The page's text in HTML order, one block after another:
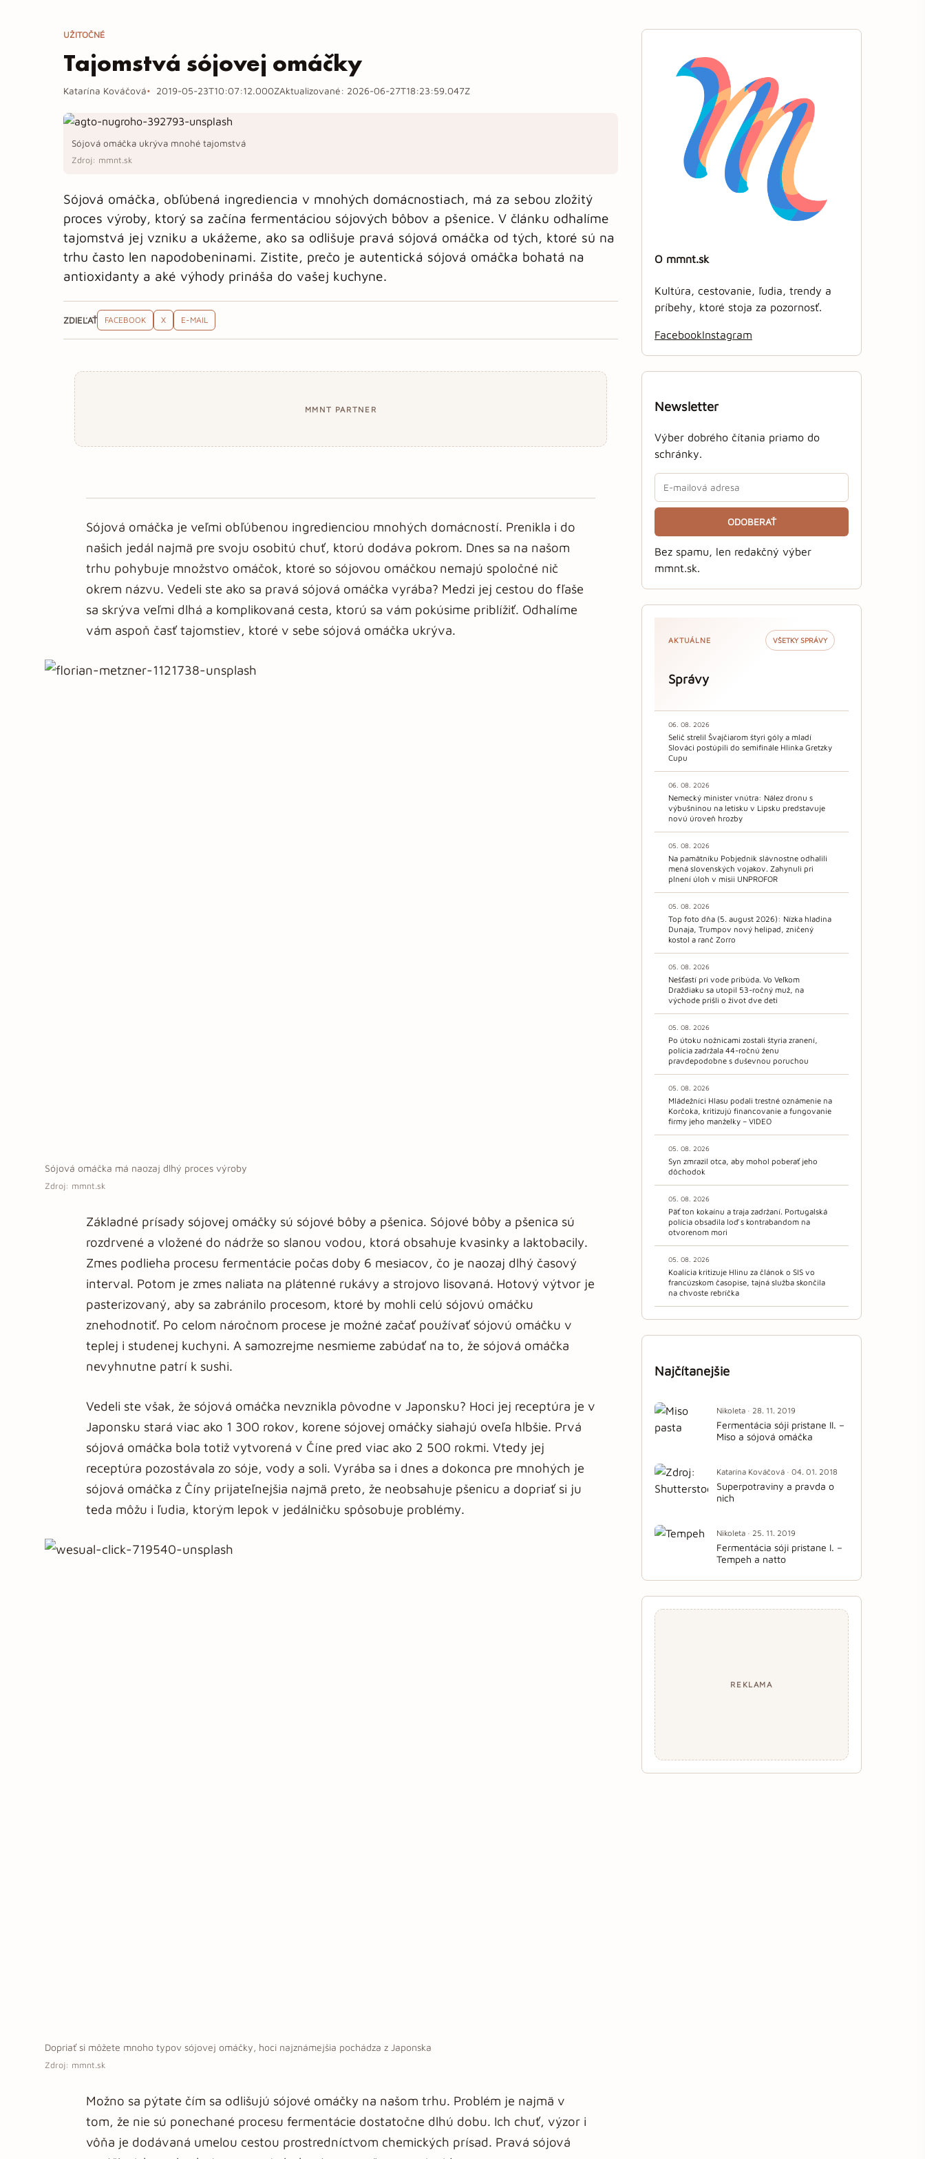
UŽITOČNÉ
Tajomstvá sójovej omáčky
Katarína Kováčová 2019-05-23T10:07:12.000ZAktualizované: 2026-06-27T18:23:59.047Z
Sójová omáčka ukrýva mnohé tajomstvá
Zdroj: mmnt.sk
Sójová omáčka, obľúbená ingrediencia v mnohých domácnostiach, má za sebou zložitý
proces výroby, ktorý sa začína fermentáciou sójových bôbov a pšenice. V článku odhalíme
tajomstvá jej vzniku a ukážeme, ako sa odlišuje pravá sójová omáčka od tých, ktoré sú na
trhu často len napodobeninami. Zistite, prečo je autentická sójová omáčka bohatá na
antioxidanty a aké výhody prináša do vašej kuchyne.
ZDIEĽAŤ FACEBOOK X E-MAIL
MMNT PARTNER
Sójová omáčka je veľmi obľúbenou ingredienciou mnohých domácností. Prenikla i do
našich jedál najmä pre svoju osobitú chuť, ktorú dodáva pokrom. Dnes sa na našom
trhu pohybuje množstvo omáčok, ktoré so sójovou omáčkou nemajú spoločné nič
okrem názvu. Vedeli ste ako sa pravá sójová omáčka vyrába? Medzi jej cestou do fľaše
sa skrýva veľmi dlhá a komplikovaná cesta, ktorú sa vám pokúsime priblížiť. Odhalíme
vám aspoň časť tajomstiev, ktoré v sebe sójová omáčka ukrýva.
Sójová omáčka má naozaj dlhý proces výroby
Zdroj: mmnt.sk
Základné prísady sójovej omáčky sú sójové bôby a pšenica. Sójové bôby a pšenica sú
rozdrvené a vložené do nádrže so slanou vodou, ktorá obsahuje kvasinky a laktobacily.
Zmes podlieha procesu fermentácie počas doby 6 mesiacov, čo je naozaj dlhý časový
interval. Potom je zmes naliata na plátenné rukávy a strojovo lisovaná. Hotový výtvor je
pasterizovaný, aby sa zabránilo procesom, ktoré by mohli celú sójovú omáčku
znehodnotiť. Po celom náročnom procese je možné začať používať sójovú omáčku v
teplej i studenej kuchyni. A samozrejme nesmieme zabúdať na to, že sójová omáčka
nevyhnutne patrí k sushi.
Vedeli ste však, že sójová omáčka nevznikla pôvodne v Japonsku? Hoci jej receptúra je v
Japonsku stará viac ako 1 300 rokov, korene sójovej omáčky siahajú oveľa hlbšie. Prvá
sójová omáčka bola totiž vytvorená v Číne pred viac ako 2 500 rokmi. Vtedy jej
receptúra pozostávala zo sóje, vody a soli. Vyrába sa i dnes a dokonca pre mnohých je
sójová omáčka z Číny prijateľnejšia najmä preto, že neobsahuje pšenicu a dopriať si ju
teda môžu i ľudia, ktorým lepok v jedálničku spôsobuje problémy.
Dopriať si môžete mnoho typov sójovej omáčky, hoci najznámejšia pochádza z Japonska
Zdroj: mmnt.sk
Možno sa pýtate čím sa odlišujú sójové omáčky na našom trhu. Problém je najmä v
tom, že nie sú ponechané procesu fermentácie dostatočne dlhú dobu. Ich chuť, výzor i
vôňa je dodávaná umelou cestou prostredníctvom chemických prísad. Pravá sójová
O mmnt.sk
Kultúra, cestovanie, ľudia, trendy a
príbehy, ktoré stoja za pozornosť.
FacebookInstagram
Newsletter
Výber dobrého čítania priamo do
schránky.
ODOBERAŤ
Bez spamu, len redakčný výber
mmnt.sk.
AKTUÁLNE VŠETKY SPRÁVY
Správy
06. 08. 2026
Selič strelil Švajčiarom štyri góly a mladí
Slováci postúpili do semifinále Hlinka Gretzky
Cupu
06. 08. 2026
Nemecký minister vnútra: Nález dronu s
výbušninou na letisku v Lipsku predstavuje
novú úroveň hrozby
05. 08. 2026
Na pamätníku Pobjednik slávnostne odhalili
mená slovenských vojakov. Zahynuli pri
plnení úloh v misii UNPROFOR
05. 08. 2026
Top foto dňa (5. august 2026): Nízka hladina
Dunaja, Trumpov nový helipad, zničený
kostol a ranč Zorro
05. 08. 2026
Nešťastí pri vode pribúda. Vo Veľkom
Draždiaku sa utopil 53-ročný muž, na
východe prišli o život dve deti
05. 08. 2026
Po útoku nožnicami zostali štyria zranení,
polícia zadržala 44-ročnú ženu
pravdepodobne s duševnou poruchou
05. 08. 2026
Mládežníci Hlasu podali trestné oznámenie na
Korčoka, kritizujú financovanie a fungovanie
firmy jeho manželky – VIDEO
05. 08. 2026
Syn zmrazil otca, aby mohol poberať jeho
dôchodok
05. 08. 2026
Päť ton kokaínu a traja zadržaní. Portugalská
polícia obsadila loď s kontrabandom na
otvorenom mori
05. 08. 2026
Koalícia kritizuje Hlinu za článok o SIS vo
francúzskom časopise, tajná služba skončila
na chvoste rebríčka
Najčítanejšie
Nikoleta · 28. 11. 2019
Fermentácia sóji pristane II. –
Miso a sójová omáčka
Katarína Kováčová · 04. 01. 2018
Superpotraviny a pravda o
nich
Nikoleta · 25. 11. 2019
Fermentácia sóji pristane I. –
Tempeh a natto
REKLAMA